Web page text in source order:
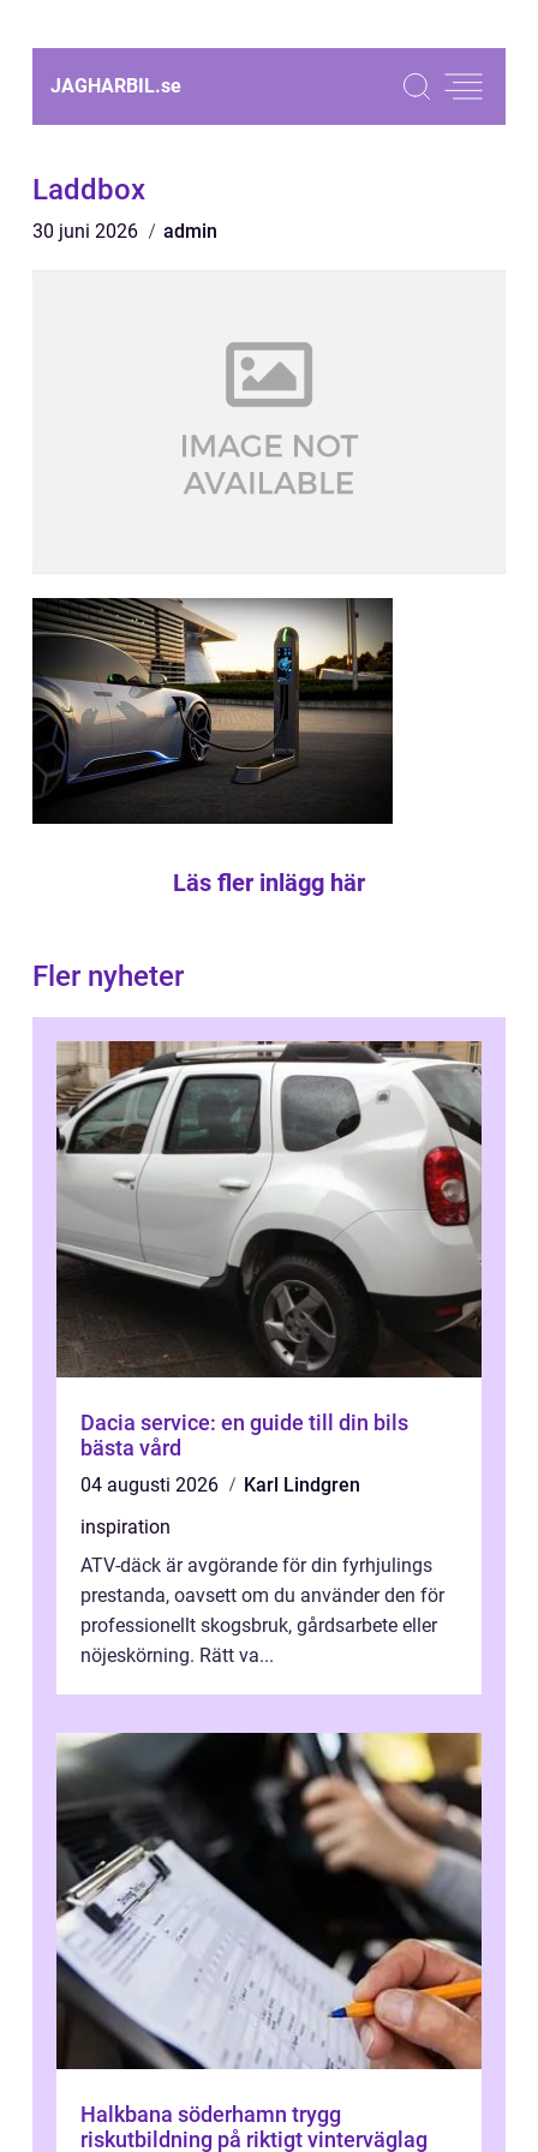
JAGHARBIL.se
Laddbox
30 juni 2026 admin
Läs fler inlägg här
Fler nyheter
Dacia service: en guide till din bils
bästa vård
04 augusti 2026
Karl Lindgren
inspiration
ATV-däck är avgörande för din fyrhjulings
prestanda, oavsett om du använder den för
professionellt skogsbruk, gårdsarbete eller
nöjeskörning. Rätt va...
Halkbana söderhamn trygg
riskutbildning på riktigt vinterväglag